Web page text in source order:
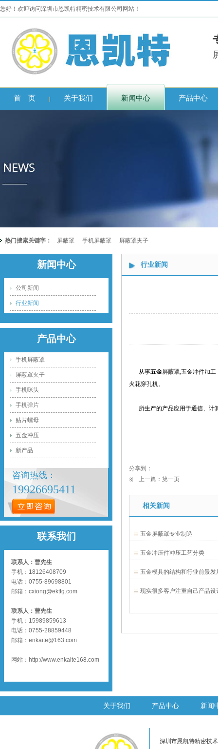
您好！欢迎访问深圳市恩凯特精密技术有限公司网站！
首 页 关于我们 新闻中心 产品中心
热门搜索关键字： 屏蔽罩 手机屏蔽罩 屏蔽罩夹子
新闻中心
公司新闻
行业新闻
产品中心
手机屏蔽罩
屏蔽罩夹子
手机咪头
手机弹片
贴片螺母
五金冲压
新产品
咨询热线：
19926695411
联系我们
联系人：曹先生
手机：18126408709
电话：0755-89698801
邮箱： cxiong@ekttg.com
联系人：曹先生
手机：15989859613
电话：0755-28859448
邮箱：enkaite@163.com
网站：http://www.enkaite168.com
行业新闻
从事五金屏蔽罩,五金冲件加工
火花穿孔机。
所生产的产品应用于通信、计
分享到：
上一篇： 第一页
相关新闻
五金屏蔽罩专业制造
五金冲压件冲压工艺分类
五金模具的结构和行业前景发
现实很多客户注重自己产品
关于我们 产品中心 新闻
深圳市恩凯特精密技